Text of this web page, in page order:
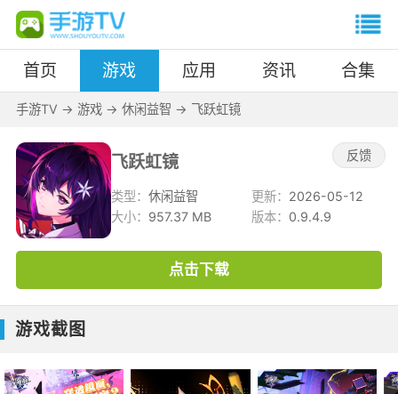
首页 游戏 应用 资讯 合集
手游TV -> 游戏-> 休闲益智 -> 飞跃虹镜
飞跃虹镜 反馈
类型：休闲益智 更新： 2026-05-12
大小： 957.37 MB 版本： 0.9.4.9
点击下载
游戏截图